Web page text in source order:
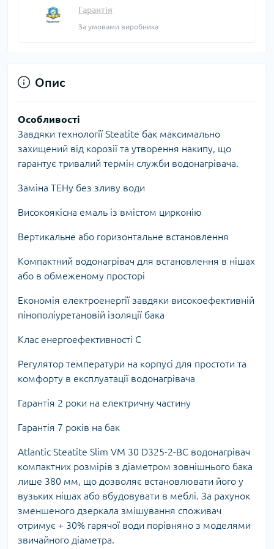
Гарантія
За умовами виробника
Опис
Особливості
Завдяки технології Steatite бак максимально
захищений від корозії та утворення накипу, що
гарантує тривалий термін служби водонагрівача.
Заміна ТЕНу без зливу води
Високоякісна емаль із вмістом цирконію
Вертикальне або горизонтальне встановлення
Компактний водонагрівач для встановлення в нішах
або в обмеженому просторі
Економія електроенергії завдяки високоефективній
пінополіуретановій ізоляції бака
Клас енергоефективності C
Регулятор температури на корпусі для простоти та
комфорту в експлуатації водонагрівача
Гарантія 2 роки на електричну частину
Гарантія 7 років на бак
Atlantic Steatite Slim VM 30 D325-2-BC водонагрівач
компактних розмірів з діаметром зовнішнього бака
лише 380 мм, що дозволяє встановлювати його у
вузьких нішах або вбудовувати в меблі. За рахунок
зменшеного дзеркала змішування споживач
отримує + 30% гарячої води порівняно з моделями
звичайного діаметра.